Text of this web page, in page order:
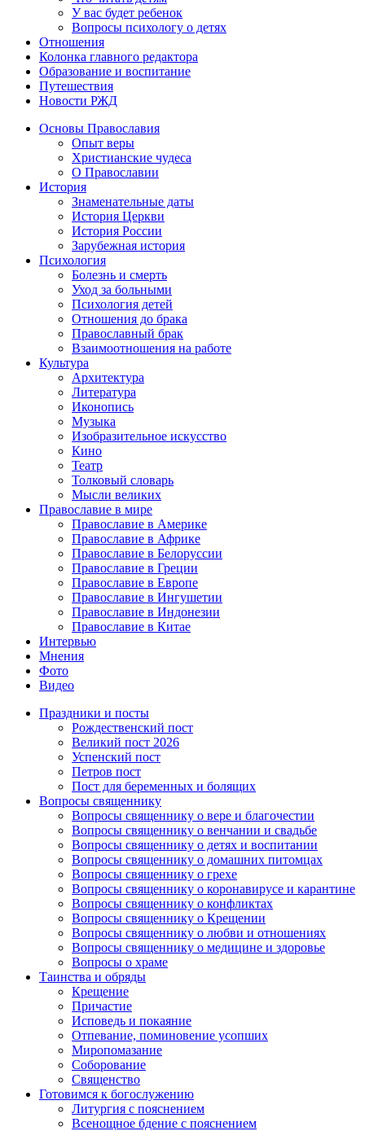
У вас будет ребенок
Вопросы психологу о детях
Отношения
Колонка главного редактора
Образование и воспитание
Путешествия
Новости РЖД
Основы Православия
Опыт веры
Христианские чудеса
О Православии
История
Знаменательные даты
История Церкви
История России
Зарубежная история
Психология
Болезнь и смерть
Уход за больными
Психология детей
Отношения до брака
Православный брак
Взаимоотношения на работе
Культура
Архитектура
Литература
Иконопись
Музыка
Изобразительное искусство
Кино
Театр
Толковый словарь
Мысли великих
Православие в мире
Православие в Америке
Православие в Африке
Православие в Белоруссии
Православие в Греции
Православие в Европе
Православие в Ингушетии
Православие в Индонезии
Православие в Китае
Интервью
Мнения
Фото
Видео
Праздники и посты
Рождественский пост
Великий пост 2026
Успенский пост
Петров пост
Пост для беременных и болящих
Вопросы священнику
Вопросы священнику о вере и благочестии
Вопросы священнику о венчании и свадьбе
Вопросы священнику о детях и воспитании
Вопросы священнику о домашних питомцах
Вопросы священнику о грехе
Вопросы священнику о коронавирусе и карантине
Вопросы священнику о конфликтах
Вопросы священнику о Крещении
Вопросы священнику о любви и отношениях
Вопросы священнику о медицине и здоровье
Вопросы о храме
Таинства и обряды
Крещение
Причастие
Исповедь и покаяние
Отпевание, поминовение усопших
Миропомазание
Соборование
Священство
Готовимся к богослужению
Литургия с пояснением
Всенощное бдение с пояснением